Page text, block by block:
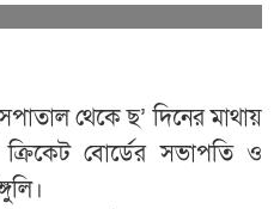
থেকে ছ’ দিনের মাথায়
ক্রিকেট বোর্ডের সভাপতি ও